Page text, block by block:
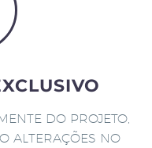
DO PROJETO,
ALTERAÇÕES NO